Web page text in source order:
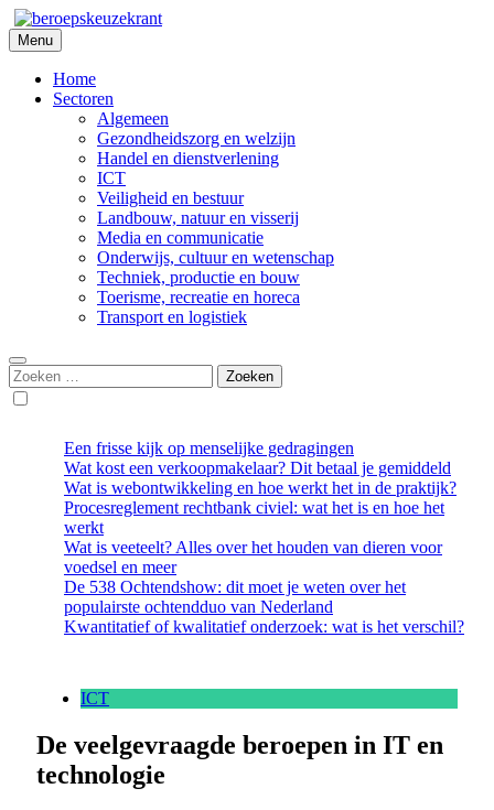
Skip
to
content
Beroepskeuzekrant
Menu
Home
Sectoren
Algemeen
Gezondheidszorg en welzijn
Handel en dienstverlening
ICT
Veiligheid en bestuur
Landbouw, natuur en visserij
Media en communicatie
Onderwijs, cultuur en wetenschap
Techniek, productie en bouw
Toerisme, recreatie en horeca
Transport en logistiek
Zoeken
naar:
Een frisse kijk op menselijke gedragingen
Wat kost een verkoopmakelaar? Dit betaal je gemiddeld
Wat is webontwikkeling en hoe werkt het in de praktijk?
Procesreglement rechtbank civiel: wat het is en hoe het
werkt
Wat is veeteelt? Alles over het houden van dieren voor
voedsel en meer
De 538 Ochtendshow: dit moet je weten over het
populairste ochtendduo van Nederland
Kwantitatief of kwalitatief onderzoek: wat is het verschil?
ICT
De veelgevraagde beroepen in IT en
technologie